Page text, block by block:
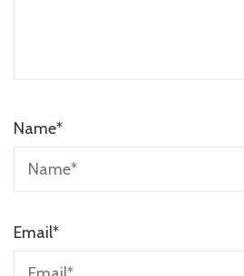
Name*
Email*